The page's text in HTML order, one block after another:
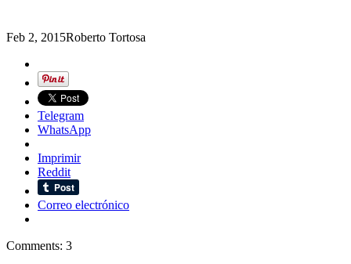
Feb 2, 2015Roberto Tortosa
Telegram
WhatsApp
Imprimir
Reddit
Correo electrónico
Comments: 3